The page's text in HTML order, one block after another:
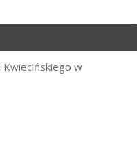
Kwiecińskiego w